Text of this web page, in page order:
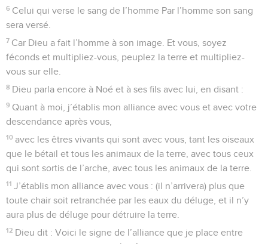
6 Celui qui verse le sang de l’homme Par l’homme son sang
sera versé.
7 Car Dieu a fait l’homme à son image. Et vous, soyez
féconds et multipliez-vous, peuplez la terre et multipliez-
vous sur elle.
8 Dieu parla encore à Noé et à ses fils avec lui, en disant :
9 Quant à moi, j’établis mon alliance avec vous et avec votre
descendance après vous,
10 avec les êtres vivants qui sont avec vous, tant les oiseaux
que le bétail et tous les animaux de la terre, avec tous ceux
qui sont sortis de l’arche, avec tous les animaux de la terre.
11 J’établis mon alliance avec vous : (il n’arrivera) plus que
toute chair soit retranchée par les eaux du déluge, et il n’y
aura plus de déluge pour détruire la terre.
12 Dieu dit : Voici le signe de l’alliance que je place entre